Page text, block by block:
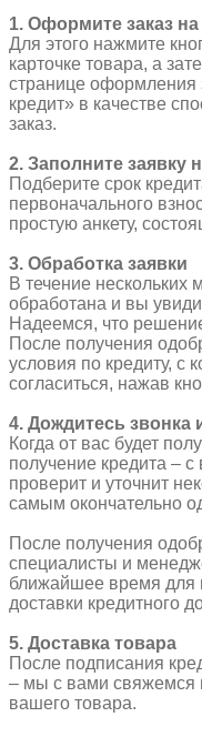
мм
цвет
в
ассорт
3192662-
22
1. Оформите заказ на
Для этого нажмите
карточке товара, а
странице оформления
кредит» в качестве
заказ.
2. Заполните заявку
Подберите срок
первоначального
простую анкету,
3. Обработка заявки
В течение нескольких
обработана и вы
Надеемся, что
После получения
условия по кредиту, с
согласиться, нажав
4. Дождитесь звонка
Когда от вас будет
получение кредита – с
проверит и уточнит
самым окончательно
После получения
специалисты и
ближайшее время для
доставки кредитного
5. Доставка товара
После подписания
– мы с вами свяжемся
вашего товара.